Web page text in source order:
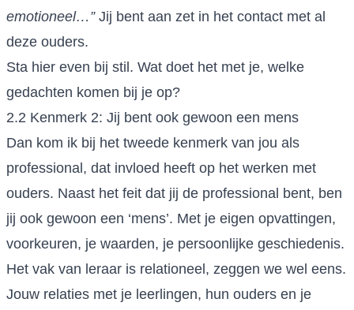
emotioneel…”Jij bent aan zet in het contact met al
deze ouders.
Sta hier even bij stil. Wat doet het met je, welke
gedachten komen bij je op?
2.2 Kenmerk 2: Jij bent ook gewoon een mens
Dan kom ik bij het tweede kenmerk van jou als
professional, dat invloed heeft op het werken met
ouders. Naast het feit dat jij de professional bent, ben
jij ook gewoon een ‘mens’. Met je eigen opvattingen,
voorkeuren, je waarden, je persoonlijke geschiedenis.
Het vak van leraar is relationeel, zeggen we wel eens.
Jouw relaties met je leerlingen, hun ouders en je